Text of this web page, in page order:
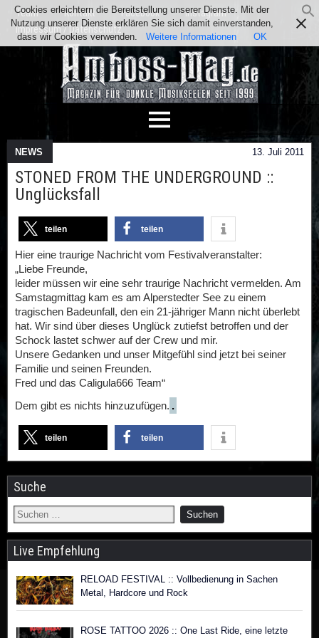
Team Kontakt Facebook
Instagram
Impressum / Datenschutz
NEWS 13. Juli 2011
STONED FROM THE UNDERGROUND ::
Unglücksfall
teilen teilen
Hier eine traurige Nachricht vom Festivalveranstalter:
„Liebe Freunde,
leider müssen wir eine sehr traurige Nachricht vermelden. Am
Samstagmittag kam es am Alperstedter See zu einem
tragischen Badeunfall, den ein 21-jähriger Mann nicht überlebt
hat. Wir sind über dieses Unglück zutiefst betroffen und der
Schock lastet schwer auf der Crew und mir.
Unsere Gedanken und unser Mitgefühl sind jetzt bei seiner
Familie und seinen Freunden.
Fred und das Caligula666 Team“
Dem gibt es nichts hinzuzufügen. .
teilen teilen
Suche
Live Empfehlung
RELOAD FESTIVAL :: Vollbedienung in Sachen
Metal, Hardcore und Rock
ROSE TATTOO 2026 :: One Last Ride, eine letzte
Cookies erleichtern die Bereitstellung unserer Dienste. Mit der
Nutzung unserer Dienste erklären Sie sich damit einverstanden,
dass wir Cookies verwenden.
Weitere Informationen OK